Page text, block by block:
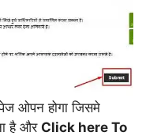
ओपन होगा जिसमे
है और Click here To